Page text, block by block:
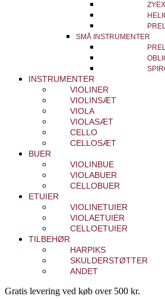
ZYEX
SMÅ INSTRUMENTER
INSTRUMENTER
VIOLINER
VIOLINSÆT
VIOLA
VIOLASÆT
CELLO
CELLOSÆT
BUER
VIOLINBUE
VIOLABUER
CELLOBUER
ETUIER
VIOLINETUIER
VIOLAETUIER
CELLOETUIER
TILBEHØR
HARPIKS
SKULDERSTØTTER
ANDET
Gratis levering ved køb over 500 kr.